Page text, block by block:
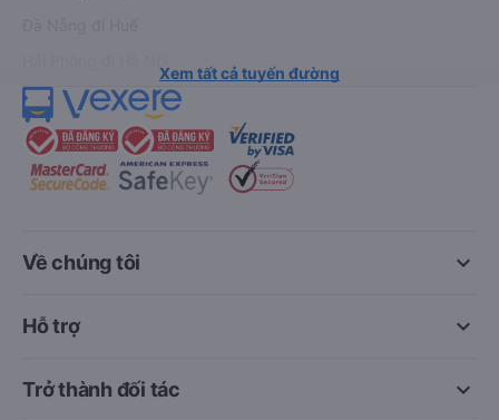
Xem tất cả tuyến đường
keyboard_arrow_down
Về chúng tôi
keyboard_arrow_down
Hỗ trợ
keyboard_arrow_down
Trở thành đối tác